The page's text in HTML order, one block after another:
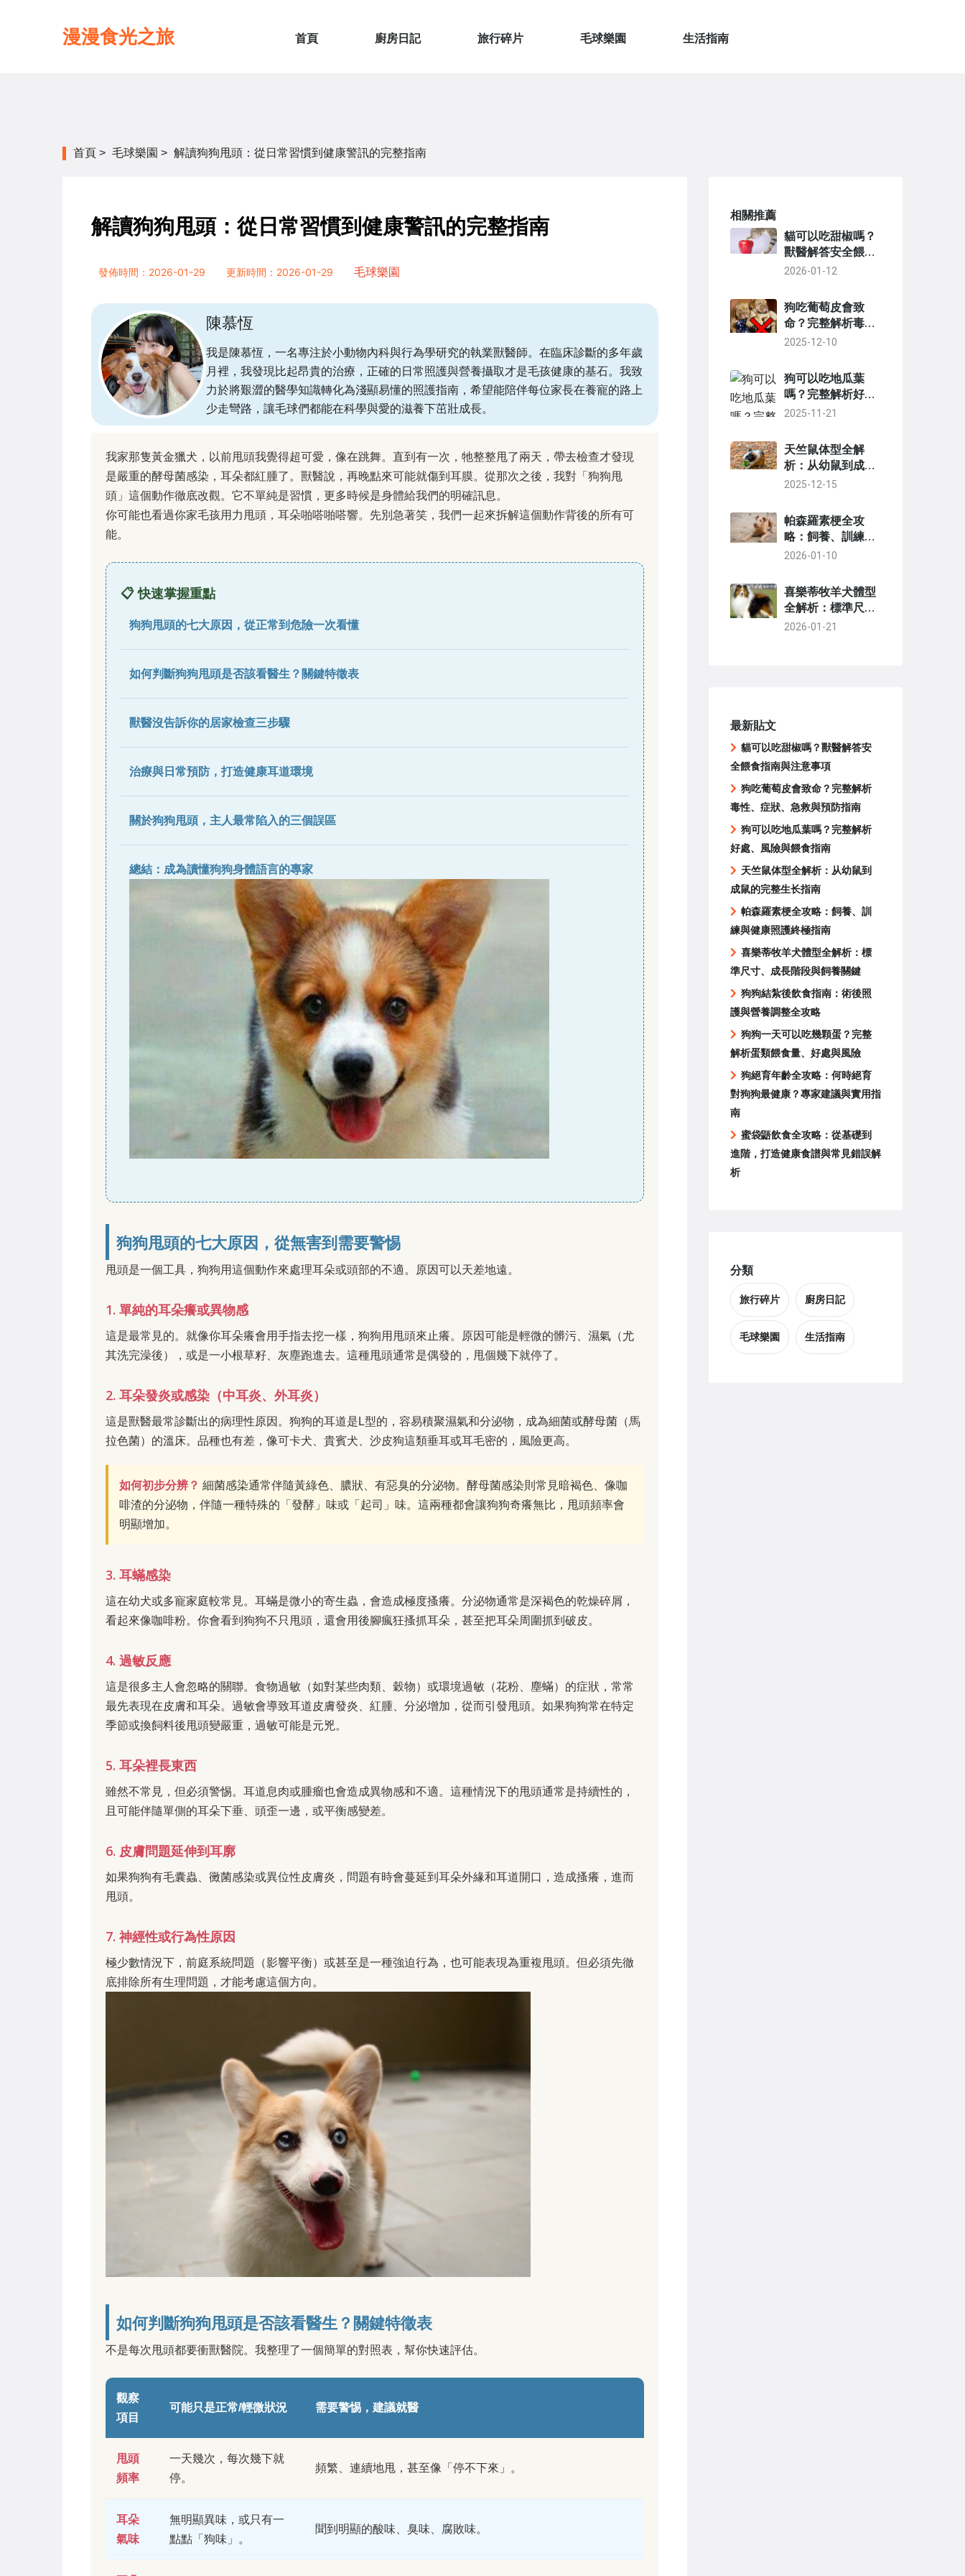
漫漫食光之旅 首頁 廚房日記 旅行碎片 毛球樂園 生活指南
首頁 > 毛球樂園 > 解讀狗狗甩頭：從日常習慣到健康警訊的完整指南
解讀狗狗甩頭：從日常習慣到健康警訊的完整指南
發佈時間：2026-01-29 更新時間：2026-01-29 毛球樂園
陳慕恆
我是陳慕恆，一名專注於小動物內科與行為學研究的執業獸醫師。在臨床診斷的多年歲
月裡，我發現比起昂貴的治療，正確的日常照護與營養攝取才是毛孩健康的基石。我致
力於將艱澀的醫學知識轉化為淺顯易懂的照護指南，希望能陪伴每位家長在養寵的路上
少走彎路，讓毛球們都能在科學與愛的滋養下茁壯成長。
我家那隻黃金獵犬，以前甩頭我覺得超可愛，像在跳舞。直到有一次，牠整整甩了兩天，帶去檢查才發現
是嚴重的酵母菌感染，耳朵都紅腫了。獸醫說，再晚點來可能就傷到耳膜。從那次之後，我對「狗狗甩
頭」這個動作徹底改觀。它不單純是習慣，更多時候是身體給我們的明確訊息。
你可能也看過你家毛孩用力甩頭，耳朵啪嗒啪嗒響。先別急著笑，我們一起來拆解這個動作背後的所有可
能。
📋 快速掌握重點
狗狗甩頭的七大原因，從正常到危險一次看懂
如何判斷狗狗甩頭是否該看醫生？關鍵特徵表
獸醫沒告訴你的居家檢查三步驟
治療與日常預防，打造健康耳道環境
關於狗狗甩頭，主人最常陷入的三個誤區
總結：成為讀懂狗狗身體語言的專家
狗狗甩頭的七大原因，從無害到需要警惕
甩頭是一個工具，狗狗用這個動作來處理耳朵或頭部的不適。原因可以天差地遠。
1. 單純的耳朵癢或異物感
這是最常見的。就像你耳朵癢會用手指去挖一樣，狗狗用甩頭來止癢。原因可能是輕微的髒污、濕氣（尤
其洗完澡後），或是一小根草籽、灰塵跑進去。這種甩頭通常是偶發的，甩個幾下就停了。
2. 耳朵發炎或感染（中耳炎、外耳炎）
這是獸醫最常診斷出的病理性原因。狗狗的耳道是L型的，容易積聚濕氣和分泌物，成為細菌或酵母菌（馬
拉色菌）的溫床。品種也有差，像可卡犬、貴賓犬、沙皮狗這類垂耳或耳毛密的，風險更高。
如何初步分辨？ 細菌感染通常伴隨黃綠色、膿狀、有惡臭的分泌物。酵母菌感染則常見暗褐色、像咖
啡渣的分泌物，伴隨一種特殊的「發酵」味或「起司」味。這兩種都會讓狗狗奇癢無比，甩頭頻率會
明顯增加。
3. 耳蟎感染
這在幼犬或多寵家庭較常見。耳蟎是微小的寄生蟲，會造成極度搔癢。分泌物通常是深褐色的乾燥碎屑，
看起來像咖啡粉。你會看到狗狗不只甩頭，還會用後腳瘋狂搔抓耳朵，甚至把耳朵周圍抓到破皮。
4. 過敏反應
這是很多主人會忽略的關聯。食物過敏（如對某些肉類、穀物）或環境過敏（花粉、塵蟎）的症狀，常常
最先表現在皮膚和耳朵。過敏會導致耳道皮膚發炎、紅腫、分泌增加，從而引發甩頭。如果狗狗常在特定
季節或換飼料後甩頭變嚴重，過敏可能是元兇。
5. 耳朵裡長東西
雖然不常見，但必須警惕。耳道息肉或腫瘤也會造成異物感和不適。這種情況下的甩頭通常是持續性的，
且可能伴隨單側的耳朵下垂、頭歪一邊，或平衡感變差。
6. 皮膚問題延伸到耳廓
如果狗狗有毛囊蟲、黴菌感染或異位性皮膚炎，問題有時會蔓延到耳朵外緣和耳道開口，造成搔癢，進而
甩頭。
7. 神經性或行為性原因
極少數情況下，前庭系統問題（影響平衡）或甚至是一種強迫行為，也可能表現為重複甩頭。但必須先徹
底排除所有生理問題，才能考慮這個方向。
如何判斷狗狗甩頭是否該看醫生？關鍵特徵表
不是每次甩頭都要衝獸醫院。我整理了一個簡單的對照表，幫你快速評估。
觀察
項目
可能只是正常/輕微狀況 需要警惕，建議就醫
甩頭
頻率
一天幾次，每次幾下就
停。
頻繁、連續地甩，甚至像「停不下來」。
耳朵
氣味
無明顯異味，或只有一
點點「狗味」。
聞到明顯的酸味、臭味、腐敗味。
相關推薦
貓可以吃甜椒嗎？
獸醫解答安全餵食
指南與注意事項
2026-01-12
狗吃葡萄皮會致
命？完整解析毒
性、症狀、急救與
2025-12-10
狗可以吃地瓜葉
嗎？完整解析好
處、風險與餵食指
2025-11-21
天竺鼠体型全解
析：从幼鼠到成鼠
的完整生长指南
2025-12-15
帕森羅素梗全攻
略：飼養、訓練與
健康照護終極指南
2026-01-10
喜樂蒂牧羊犬體型
全解析：標準尺
寸、成長階段與飼
2026-01-21
最新貼文
貓可以吃甜椒嗎？獸醫解答安
全餵食指南與注意事項
狗吃葡萄皮會致命？完整解析
毒性、症狀、急救與預防指南
狗可以吃地瓜葉嗎？完整解析
好處、風險與餵食指南
天竺鼠体型全解析：从幼鼠到
成鼠的完整生长指南
帕森羅素梗全攻略：飼養、訓
練與健康照護終極指南
喜樂蒂牧羊犬體型全解析：標
準尺寸、成長階段與飼養關鍵
狗狗結紮後飲食指南：術後照
護與營養調整全攻略
狗狗一天可以吃幾顆蛋？完整
解析蛋類餵食量、好處與風險
狗絕育年齡全攻略：何時絕育
對狗狗最健康？專家建議與實用指
南
蜜袋鼯飲食全攻略：從基礎到
進階，打造健康食譜與常見錯誤解
析
分類
旅行碎片 廚房日記
毛球樂園 生活指南